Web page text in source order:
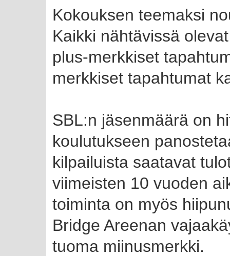
Kokouksen teemaksi
Kaikki nähtävissä
plus-merkkiset
merkkiset tapahtumat
SBL:n jäsenmäärä on
koulutukseen
kilpailuista saatavat
viimeisten 10 vuoden
toiminta on myös
Bridge Areenan
tuoma miinusmerkki.